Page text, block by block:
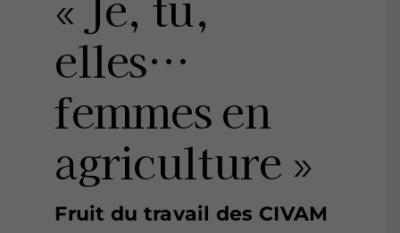
elles…
femmes en
agriculture »
Fruit du travail des CIVAM